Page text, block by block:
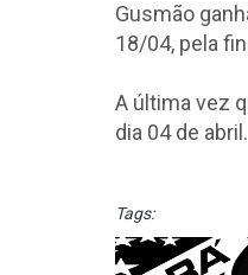
Gusmão
18/04, pela
A última vez
dia 04 de abril.
Tags: